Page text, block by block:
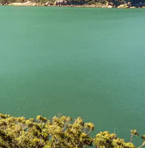
genom att trycka eller svepa.